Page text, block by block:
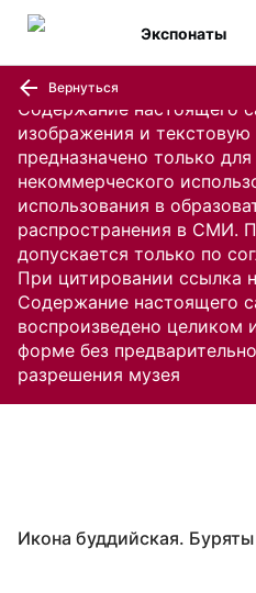
Содержание настоящего
изображения и
предназначено только
некоммерческого
использования в
распространения в СМИ.
допускается только по
При цитировании ссылка
Содержание настоящего
воспроизведено целиком
форме без
разрешения музея
Экспонаты
Вернуться
Икона буддийская. Буряты